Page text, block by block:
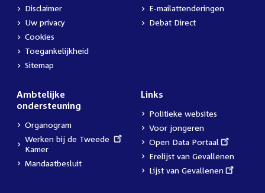
Disclaimer
Uw privacy
Cookies
Toegankelijkheid
Sitemap
E-mailattenderingen
Debat Direct
Ambtelijke
ondersteuning
Organogram
External
link:
Werken bij de Tweede
Kamer
Mandaatbesluit
Links
Politieke websites
Voor jongeren
External
link:
Open Data Portaal
Erelijst van Gevallenen
External
Lijst van Gevallenen